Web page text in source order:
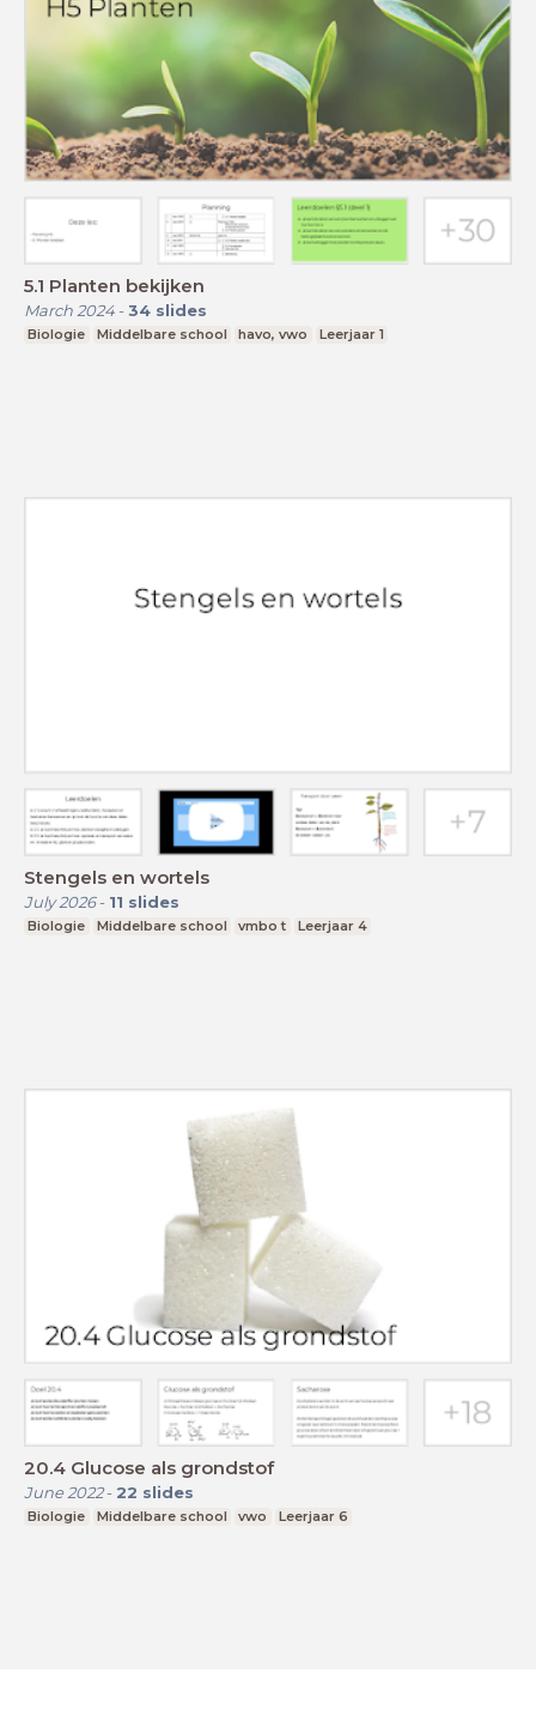
5.1 Planten bekijken
March 2024- 34 slides
Biologie Middelbare school havo, vwo Leerjaar 1
Stengels en wortels
July 2026- 11 slides
Biologie Middelbare school vmbo t Leerjaar 4
20.4 Glucose als grondstof
June 2022- 22 slides
Biologie Middelbare school vwo Leerjaar 6